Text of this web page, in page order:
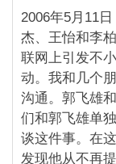
2006年5月11
杰、王怡和李
联网上引发不
动。我和几个
沟通。郭飞雄
们和郭飞雄单
谈这件事。在
发现他从不再